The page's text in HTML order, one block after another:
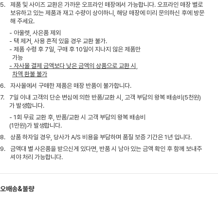
5.
제품 및 사이즈 교환은 가까운 오프라인 매장에서 가능합니다. 오프라인 매장 별로
보유하고 있는 제품과 재고 수량이 상이하니, 해당 매장에 미리 문의하신 후에 방문
해 주세요.
- 아울렛, 사은품 제외
- 택 제거, 사용 흔적 있을 경우 교환 불가.
- 제품 수령 후 7일, 구매 후 10일이 지나지 않은 제품만
가능
- 자사몰 결제 금액보다 낮은 금액의 상품으로 교환 시,
차액 환불 불가
6.
자사몰에서 구매한 제품은 매장 반품이 불가합니다.
7.
7일 이내 고객의 단순 변심에 의한 반품/교환 시, 고객 부담의 왕복 배송비(5천원)
가 발생합니다.
- 1회 무료 교환 후, 반품/교환 시 고객 부담의 왕복 배송비
(1만원)가 발생합니다.
8.
상품 하자일 경우, 당사가 A/S 비용을 부담하며 품질 보증 기간은 1년 입니다.
9.
금액대 별 사은품을 받으신게 있다면, 반품 시 남아 있는 금액 확인 후 함께 보내주
셔야 처리 가능합니다.
오배송&불량